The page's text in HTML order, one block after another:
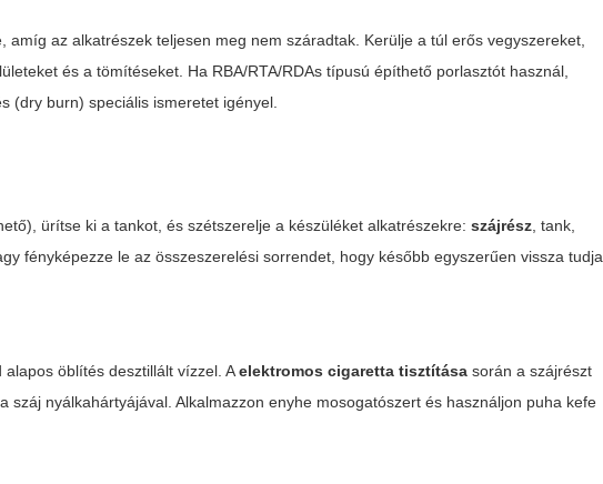
az alkatrészek teljesen meg nem száradtak. Kerülje a túl erős vegyszereket,
és a tömítéseket. Ha RBA/RTA/RDAs típusú építhető porlasztót használ,
(dry burn) speciális ismeretet igényel.
ürítse ki a tankot, és szétszerelje a készüléket alkatrészekre:szájrész , tank,
fényképezze le az összeszerelési sorrendet, hogy később egyszerűen vissza tudja
alapos öblítés desztillált vízzel. Aelektromos cigaretta tisztítása során a szájrészt
nyálkahártyájával. Alkalmazzon enyhe mosogatószert és használjon puha kefe